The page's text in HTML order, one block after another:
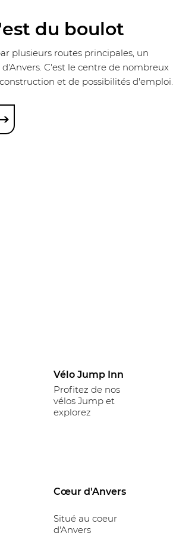
du boulot
plusieurs routes principales, un
C'est le centre de nombreux
et de possibilités d'emploi.
Vélo Jump Inn
Profitez de nos
vélos Jump et
explorez
Cœur d'Anvers
Situé au coeur
d'Anvers